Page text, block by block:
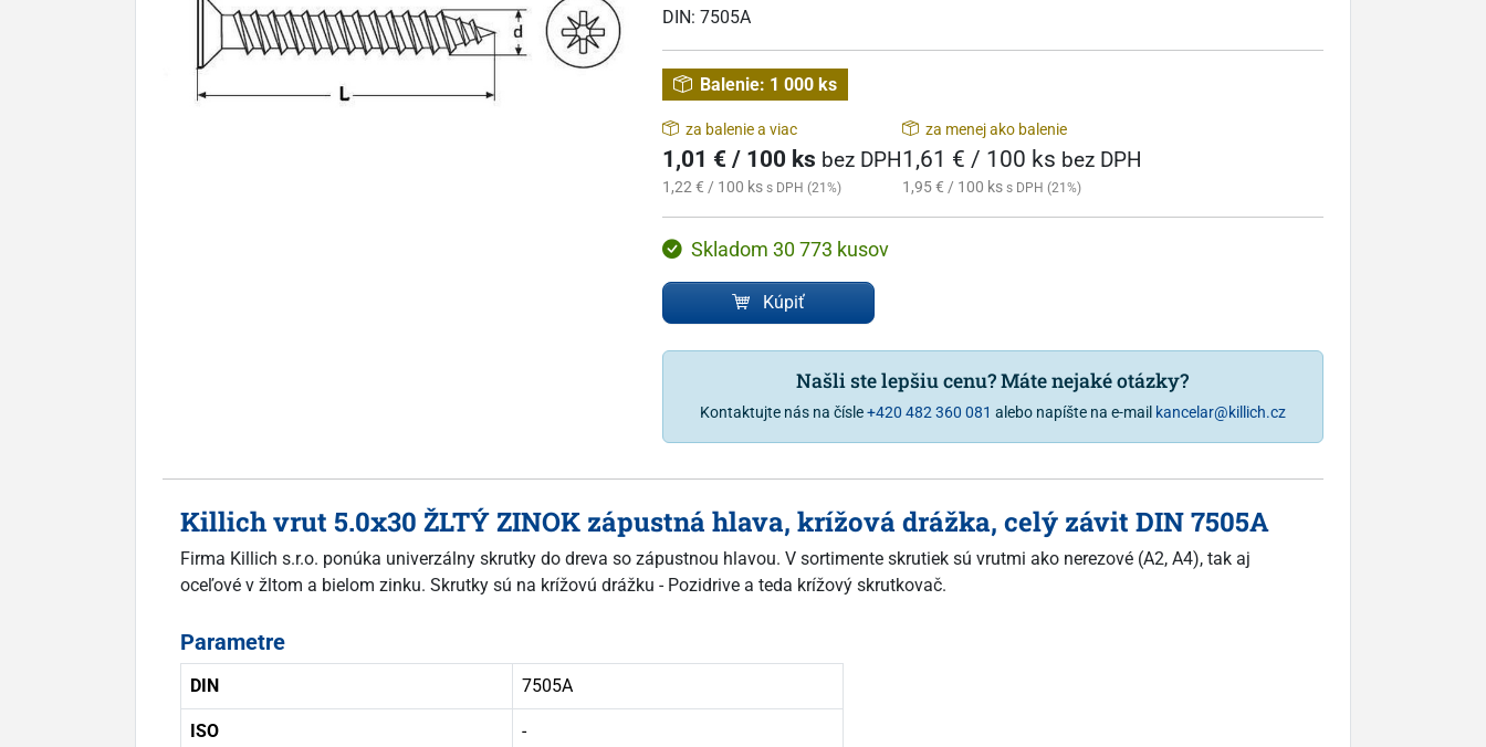
DIN: 7505A
Balenie: 1 000 ks
za balenie a viac
1,01 € / 100 ks bez DPH
1,22 € / 100 ks s DPH (21%)
za menej ako balenie
1,61 € / 100 ks bez DPH
1,95 € / 100 ks s DPH (21%)
Skladom 30 773 kusov
Kúpiť
Našli ste lepšiu cenu? Máte nejaké otázky?
Kontaktujte nás na čísle+420 482 360 081 alebo napíšte na e-mail kancelar@killich.cz
Killich vrut 5.0x30 ŽLTÝ ZINOK zápustná hlava, krížová drážka, celý závit DIN 7505A
Firma Killich s.r.o. ponúka univerzálny skrutky do dreva so zápustnou hlavou. V sortimente skrutiek sú vrutmi ako nerezové (A2, A4), tak aj
oceľové v žltom a bielom zinku. Skrutky sú na krížovú drážku - Pozidrive a teda krížový skrutkovač.
Parametre
DIN 7505A
ISO -